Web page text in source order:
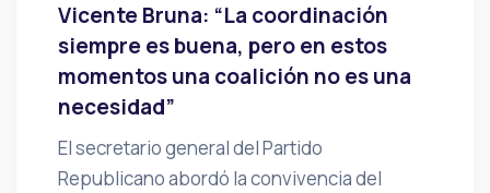
Vicente Bruna: “La coordinación
siempre es buena, pero en estos
momentos una coalición no es una
necesidad”
El secretario general del Partido
Republicano abordó la convivencia del